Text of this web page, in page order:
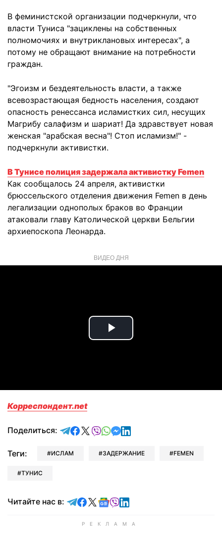
В феминистской организации подчеркнули, что
власти Туниса "зациклены на собственных
полномочиях и внутриклановых интересах", а
потому не обращают внимание на потребности
граждан.
"Эгоизм и бездеятельность власти, а также
всевозрастающая бедность населения, создают
опасность ренесcанса исламистких сил, несущих
Магрибу салафизм и шариат! Да здравствует новая
женская "арабская весна"! Стоп исламизм!" -
подчеркнули активистки.
В Тунисе полиция задержала активистку Femen
Как сообщалось 24 апреля, активистки
брюссельского отделения движения Femen в день
легализации однополых браков во Франции
атаковали главу Католической церкви Бельгии
архиепоскопа Леонарда.
ВИДЕО ДНЯ
Play
Корреспондент.net
Поделиться: отправить в Telegram
поделиться в Facebook
поделиться в X
отправить в Viber
отправить в Whatsapp
отправить в Messenger
отправить в LinkedIn
Теги: ИСЛАМ ЗАДЕРЖАНИЕ FEMEN
ТУНИС
Читайте нас в: Читайте в Telegram
Читайте в Facebook
Читайте в X
Читайте в Google news
Читайте в Viber
Читайте в LinkedIn